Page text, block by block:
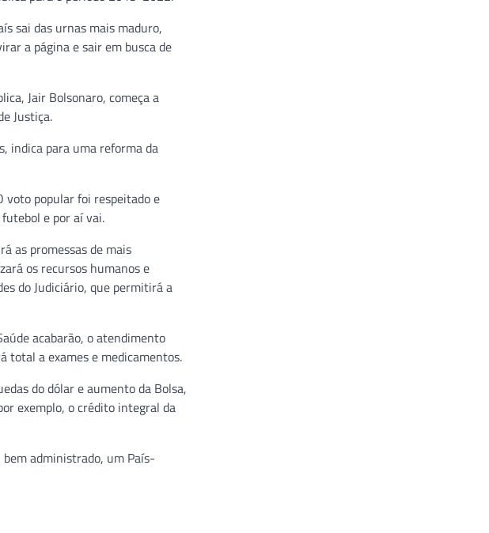
sai das urnas mais maduro,
a página e sair em busca de
Jair Bolsonaro, começa a
Justiça.
indica para uma reforma da
voto popular foi respeitado e
e por aí vai.
as promessas de mais
os recursos humanos e
do Judiciário, que permitirá a
acabarão, o atendimento
total a exames e medicamentos.
do dólar e aumento da Bolsa,
exemplo, o crédito integral da
administrado, um País-